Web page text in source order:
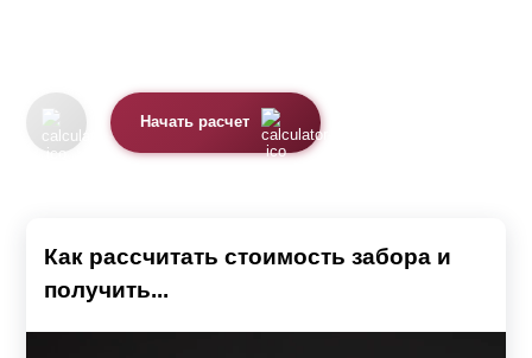
Начать расчет
Как рассчитать стоимость забора и
получить...